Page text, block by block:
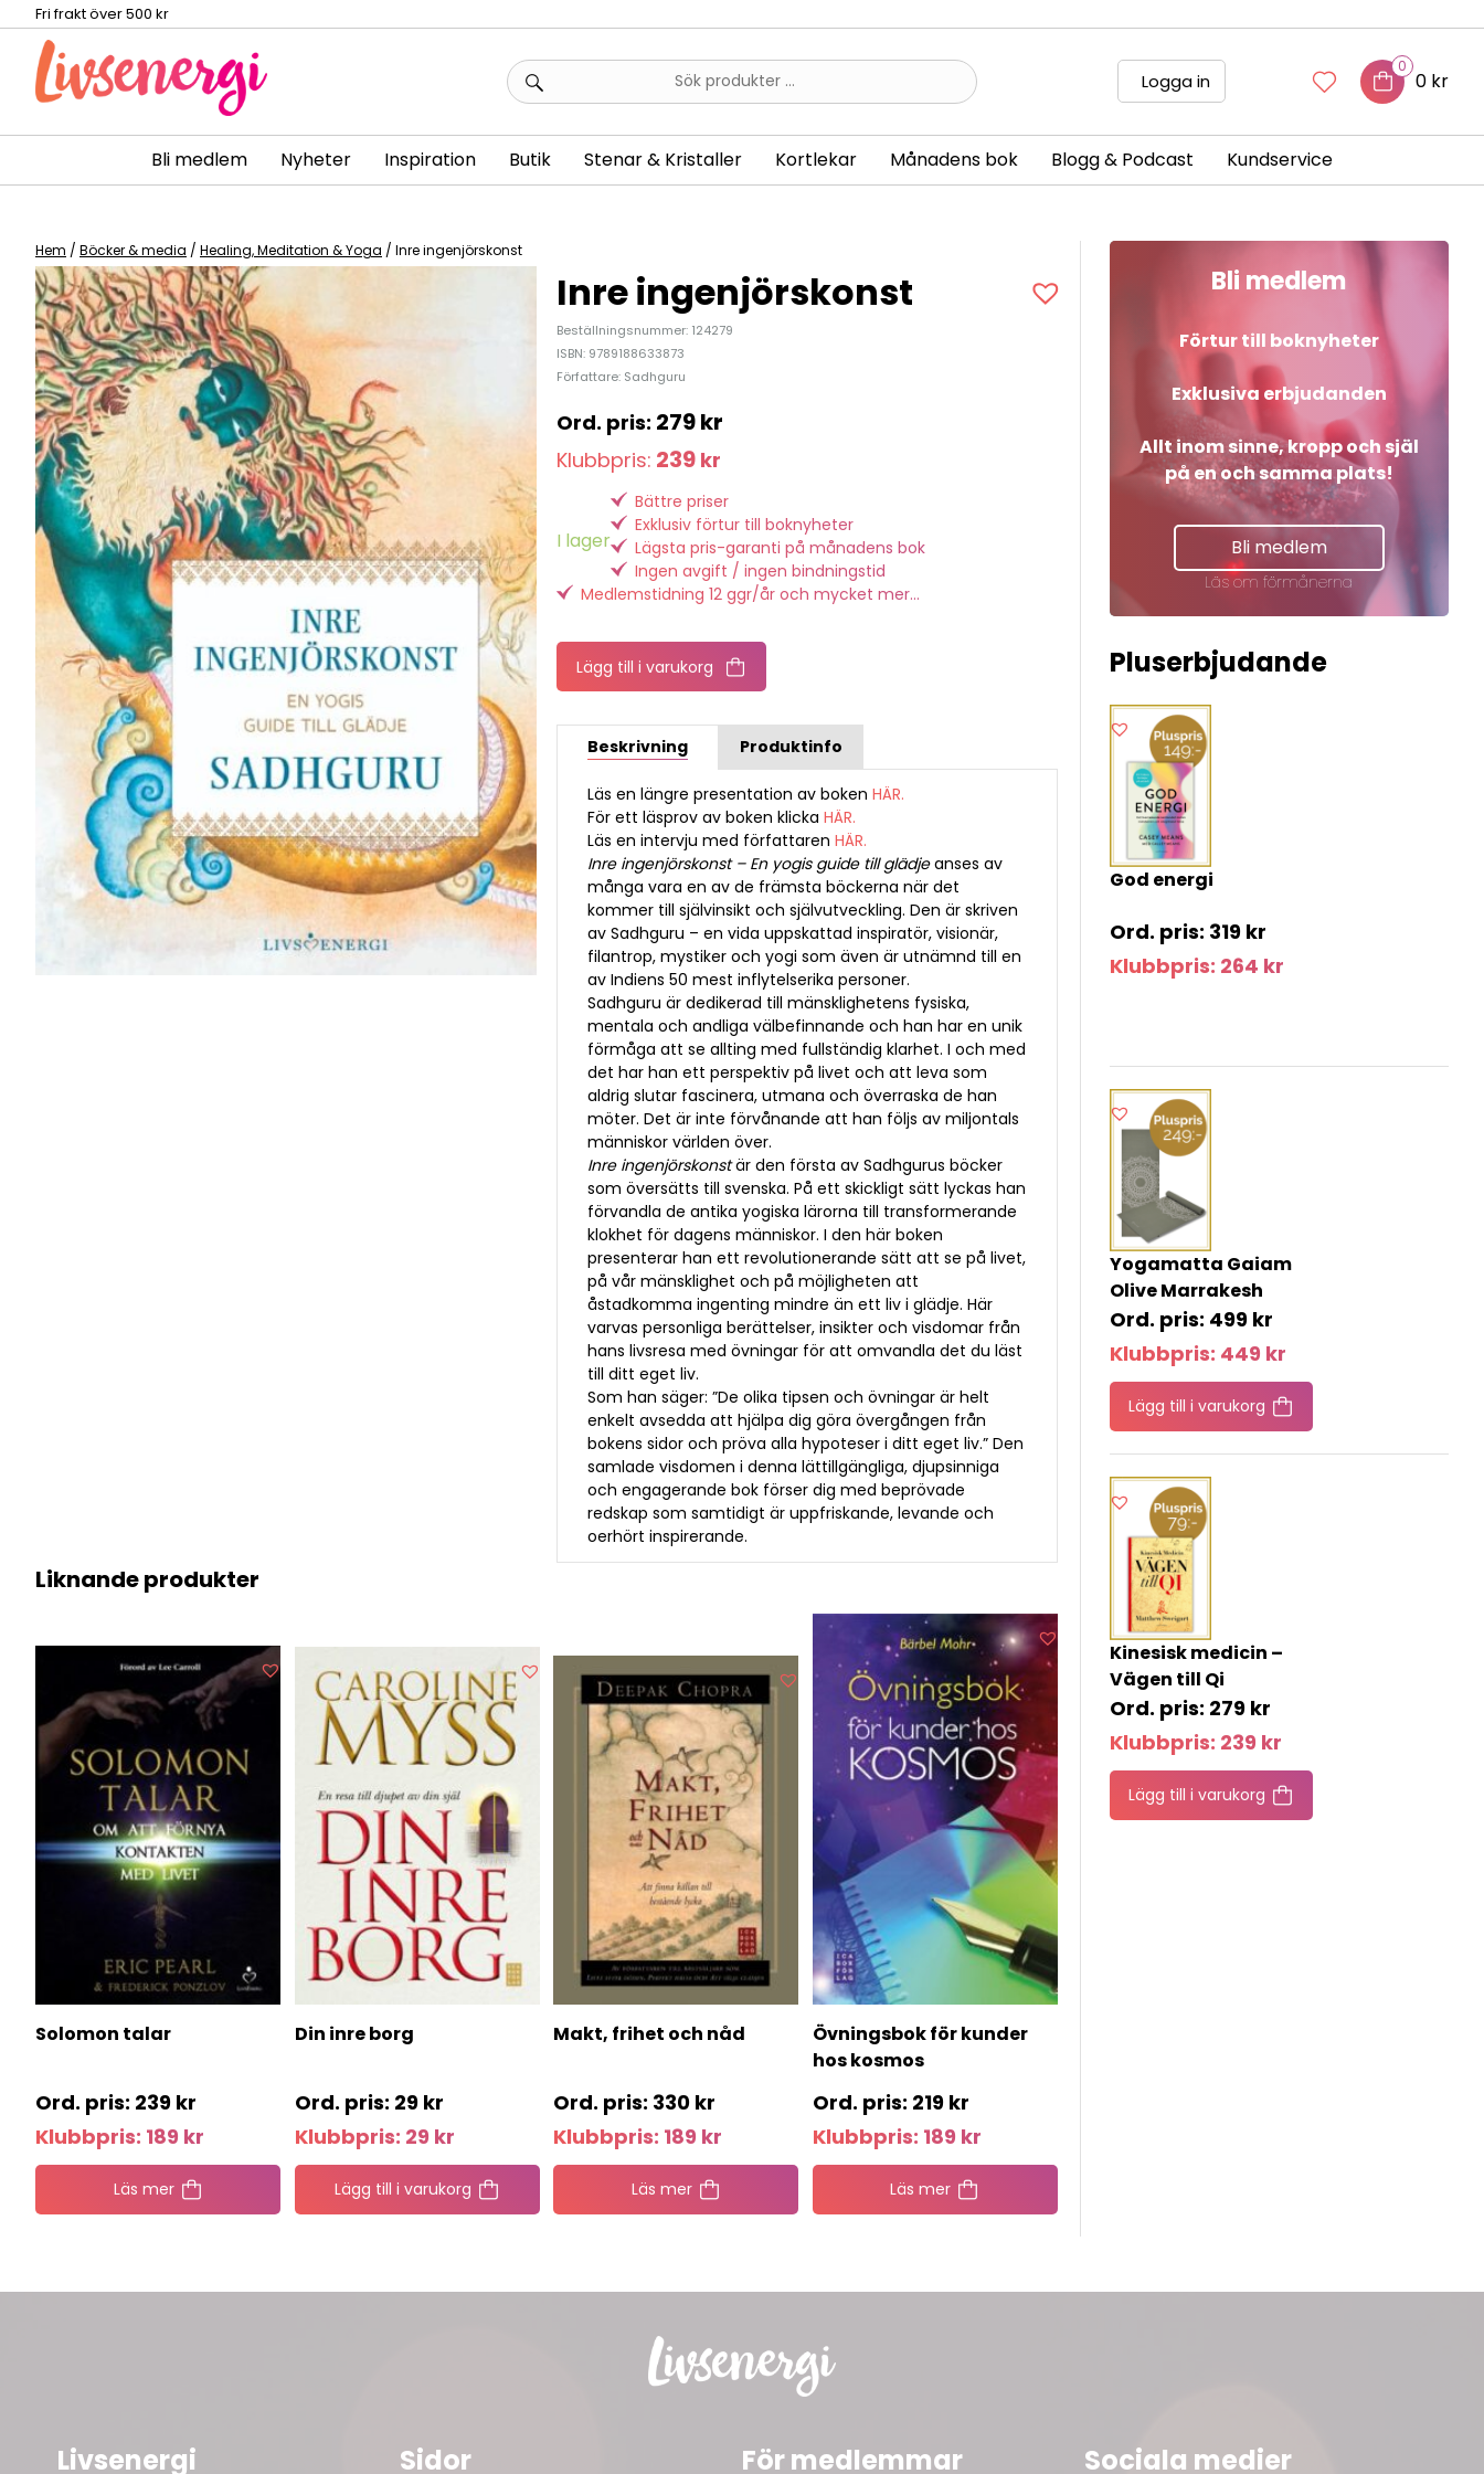
content
Fri frakt över 500 kr
Sök
efter:
Logga in
0
0 kr
Bli medlem Nyheter Inspiration Butik Stenar & Kristaller Kortlekar Månadens bok Blogg & Podcast Kundservice
Hem / Böcker & media / Healing, Meditation & Yoga / Inre ingenjörskonst
Inre ingenjörskonst
Beställningsnummer: 124279
ISBN: 9789188633873
Författare: Sadhguru
279kr
Klubbpris: 239 kr
I lager
Bättre priser
Exklusiv förtur till boknyheter
Lägsta pris-garanti på månadens bok
Ingen avgift / ingen bindningstid
Medlemstidning 12 ggr/år och mycket mer...
Lägg till i varukorg
Beskrivning Produktinfo
Läs en längre presentation av bokenHÄR.
För ett läsprov av boken klickaHÄR.
Läs en intervju med författarenHÄR.
Inre ingenjörskonst – En yogis guide till glädjeanses av
många vara en av de främsta böckerna när det
kommer till självinsikt och självutveckling. Den är skriven
av Sadhguru – en vida uppskattad inspiratör, visionär,
filantrop, mystiker och yogi som även är utnämnd till en
av Indiens 50 mest inflytelserika personer.
Sadhguru är dedikerad till mänsklighetens fysiska,
mentala och andliga välbefinnande och han har en unik
förmåga att se allting med fullständig klarhet. I och med
det har han ett perspektiv på livet och att leva som
aldrig slutar fascinera, utmana och överraska de han
möter. Det är inte förvånande att han följs av miljontals
människor världen över.
Inre ingenjörskonstär den första av Sadhgurus böcker
som översätts till svenska. På ett skickligt sätt lyckas han
förvandla de antika yogiska lärorna till transformerande
klokhet för dagens människor. I den här boken
presenterar han ett revolutionerande sätt att se på livet,
på vår mänsklighet och på möjligheten att
åstadkomma ingenting mindre än ett liv i glädje. Här
varvas personliga berättelser, insikter och visdomar från
hans livsresa med övningar för att omvandla det du läst
till ditt eget liv.
Som han säger: ”De olika tipsen och övningar är helt
enkelt avsedda att hjälpa dig göra övergången från
bokens sidor och pröva alla hypoteser i ditt eget liv.” Den
samlade visdomen i denna lättillgängliga, djupsinniga
och engagerande bok förser dig med beprövade
redskap som samtidigt är uppfriskande, levande och
oerhört inspirerande.
Liknande produkter
Solomon talar
239 kr
Klubbpris: 189 kr
Läs mer
Din inre borg
29 kr
Klubbpris: 29 kr
Lägg till i varukorg
Makt, frihet och nåd
330 kr
Klubbpris: 189 kr
Läs mer
Övningsbok för kunder
hos kosmos
219 kr
Klubbpris: 189 kr
Läs mer
Bli medlem
Förtur till boknyheter
Exklusiva erbjudanden
Allt inom sinne, kropp och själ
på en och samma plats!
Bli medlem
Läs om förmånerna
Pluserbjudande
God energi
319 kr
Klubbpris: 264 kr
Yogamatta Gaiam
Olive Marrakesh
499 kr
Klubbpris: 449 kr
Lägg till i varukorg
Kinesisk medicin –
Vägen till Qi
279 kr
Klubbpris: 239 kr
Lägg till i varukorg
Livsenergi Sidor För medlemmar Sociala medier